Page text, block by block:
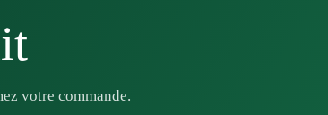
votre commande.